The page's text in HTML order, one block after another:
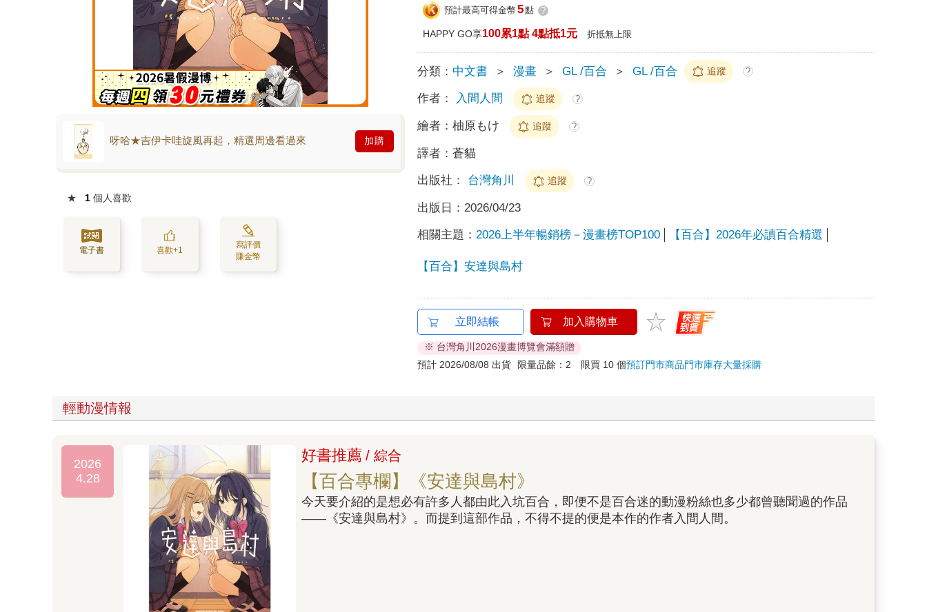
呀哈★吉伊卡哇旋風再起，精選周邊看過來 加購
★ 1 個人喜歡
電子書 喜歡+1
寫評價
賺金幣
預計最高可得金幣 5點 ?
HAPPY GO享100累1點 4點抵1元 折抵無上限
分類： 中文書 ＞ 漫畫 ＞ GL /百合 ＞ GL /百合 追蹤 ?
作者： 入間人間 追蹤 ?
繪者：柚原もけ 追蹤 ?
譯者：蒼貓
出版社： 台灣角川 追蹤 ?
出版日： 2026/04/23
相關主題： 2026上半年暢銷榜－漫畫榜TOP100 【百合】2026年必讀百合精選
【百合】安達與島村
立即結帳 加入購物車
※ 台灣角川2026漫畫博覽會滿額贈
預計 2026/08/08 出貨
限量品餘：2 限買 10 個預訂門市商品門市庫存大量採購
輕動漫情報
2026
4.28
好書推薦 / 綜合
【百合專欄】《安達與島村》
今天要介紹的是想必有許多人都由此入坑百合，即便不是百合迷的動漫粉絲也多少都曾聽聞過的作品
——《安達與島村》。而提到這部作品，不得不提的便是本作的作者入間人間。